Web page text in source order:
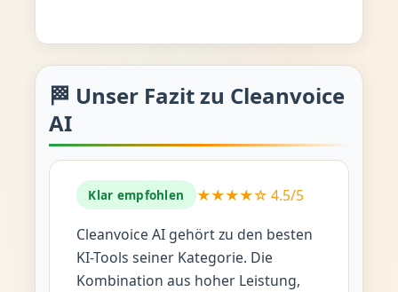
🏁 Unser Fazit zu Cleanvoice
AI
Klar empfohlen ★★★★☆ 4.5/5
Cleanvoice AI gehört zu den besten
KI-Tools seiner Kategorie. Die
Kombination aus hoher Leistung,